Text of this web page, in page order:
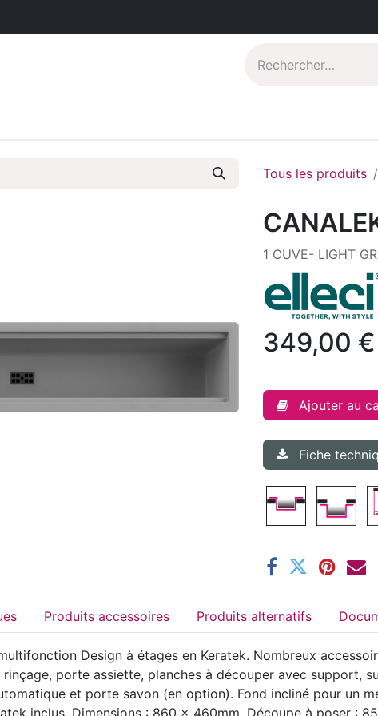
Tous les produits
1 CUVE- LIGHT
349,00 €
Ajouter au
Fiche
Produits accessoires Produits alternatifs
Design à étages en Keratek. Nombreux
porte assiette, planches à découper avec support,
et porte savon (en option). Fond incliné pour un
inclus. Dimensions : 860 x 460mm. Découpe à poser :